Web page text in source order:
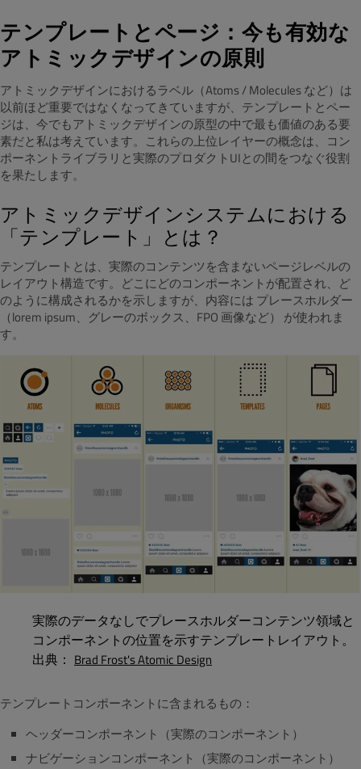
テンプレートとページ：今も有効な
アトミックデザインの原則
アトミックデザインにおけるラベル（Atoms / Molecules など）は
以前ほど重要ではなくなってきていますが、テンプレートとペー
ジは、今でもアトミックデザインの原型の中で最も価値のある要
素だと私は考えています。これらの上位レイヤーの概念は、コン
ポーネントライブラリと実際のプロダクトUIとの間をつなぐ役割
を果たします。
アトミックデザインシステムにおける
「テンプレート」とは？
テンプレートとは、実際のコンテンツを含まないページレベルの
レイアウト構造です。どこにどのコンポーネントが配置され、ど
のように構成されるかを示しますが、内容には プレースホルダー
（lorem ipsum、グレーのボックス、FPO 画像など） が使われま
す。
実際のデータなしでプレースホルダーコンテンツ領域と
コンポーネントの位置を示すテンプレートレイアウト。
出典： Brad Frost's Atomic Design
テンプレートコンポーネントに含まれるもの：
ヘッダーコンポーネント（実際のコンポーネント）
ナビゲーションコンポーネント（実際のコンポーネント）